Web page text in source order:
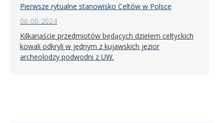
Pierwsze rytualne stanowisko Celtów w Polsce
06-06-2024
Kilkanaście przedmiotów będących dziełem celtyckich
kowali odkryli w jednym z kujawskich jezior
archeolodzy podwodni z UW.